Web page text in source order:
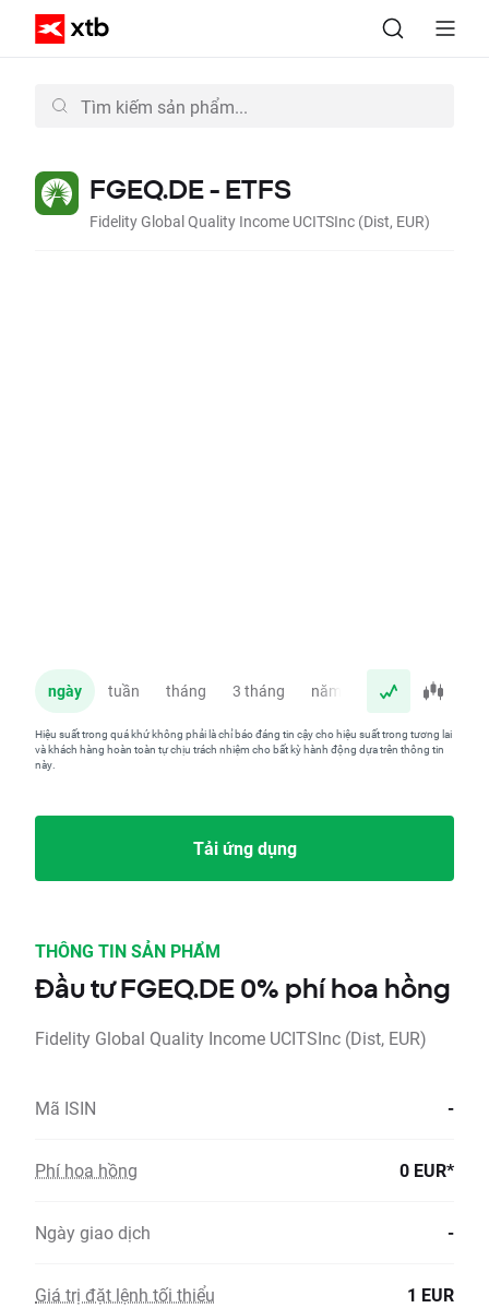
FGEQ.DE - ETFS
Fidelity Global Quality Income UCITSInc (Dist, EUR)
ngày tuần tháng 3 tháng năm
Hiệu suất trong quá khứ không phải là chỉ báo đáng tin cậy cho hiệu suất trong tương lai
và khách hàng hoàn toàn tự chịu trách nhiệm cho bất kỳ hành động dựa trên thông tin
này.
Tải ứng dụng
THÔNG TIN SẢN PHẨM
Đầu tư FGEQ.DE 0% phí hoa hồng
Fidelity Global Quality Income UCITSInc (Dist, EUR)
Mã ISIN -
Phí hoa hồng 0 EUR*
Ngày giao dịch -
Giá trị đặt lệnh tối thiểu 1 EUR